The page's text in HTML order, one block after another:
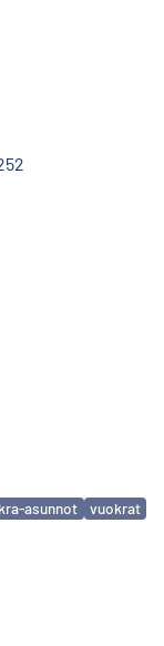
asunnot
vuokrat